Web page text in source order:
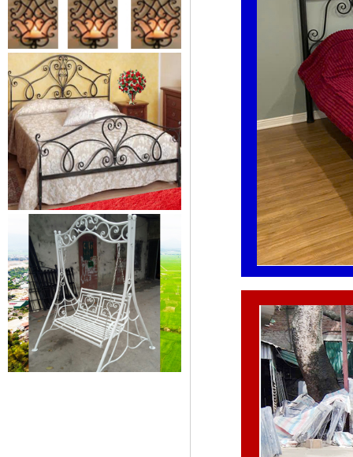
Xích đu sắt 01
Dễ dàng vận chuyển, lắp đặt Kích
Thước: (D)1300 x (W)1000 x...
Mẫu giường sắt đẹp _ 51
Giường sắt đẹp phong cách hiện
đại phù hợp nhiều lứa tuổi
Giường sắt đủ mọi...
Lá thép đúc - phụ kiện sắt mỹ
thuật